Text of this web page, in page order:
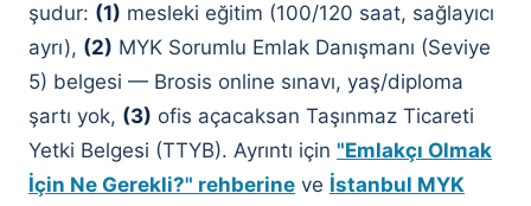
şudur: (1) mesleki eğitim (100/120 saat, sağlayıcı
ayrı), (2) MYK Sorumlu Emlak Danışmanı (Seviye
5) belgesi — Brosis online sınavı, yaş/diploma
şartı yok, (3) ofis açacaksan Taşınmaz Ticareti
Yetki Belgesi (TTYB). Ayrıntı için "Emlakçı Olmak
İçin Ne Gerekli?" rehberine ve İstanbul MYK